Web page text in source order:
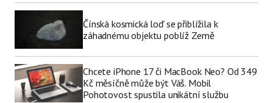
Čínská kosmická loď se přiblížila k
záhadnému objektu poblíž Země
Chcete iPhone 17 či MacBook Neo? Od 349
Kč měsíčně může být Váš. Mobil
Pohotovost spustila unikátní službu